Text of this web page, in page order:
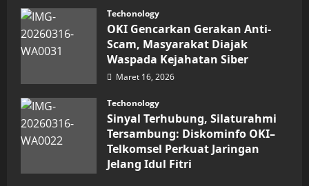
Inovasi
Digital
Keuangan
Sumut
Berbuah
Prestasi,
Raih
Penghargaan
Techonology
OKI Gencarkan Gerakan Anti-
Scam, Masyarakat Diajak
Waspada Kejahatan Siber
Maret 16, 2026
Techonology
Sinyal Terhubung, Silaturahmi
Tersambung: Diskominfo OKI–
Telkomsel Perkuat Jaringan
Jelang Idul Fitri